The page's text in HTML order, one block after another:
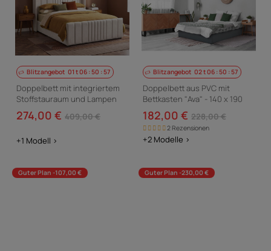
Blitzangebot 01 t06 :50 :56
Doppelbett mit integriertem
Stoffstauraum und Lampen
„Verbier“ – 160 x 200 cm –
Beige
274,00 € 409,00 €
+1 Modell >
Blitzangebot 02t06 :50 :56
Doppelbett aus PVC mit
Bettkasten "Ava" - 140 x 190
cm - Grau
182,00 € 228,00 €
2 Rezensionen
+2 Modelle >
Guter Plan -107,00 € Guter Plan -230,00 €